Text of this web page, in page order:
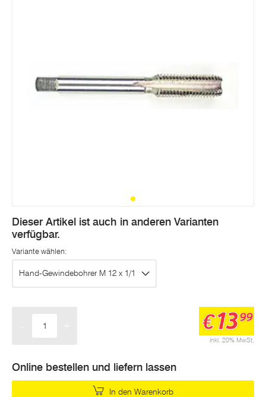
Dieser Artikel ist auch in anderen Varianten
verfügbar.
Variante wählen:
Hand-Gewindebohrer M 12 x 1/1
inkl. 20% MwSt.
€1399
Online bestellen und liefern lassen
In den Warenkorb